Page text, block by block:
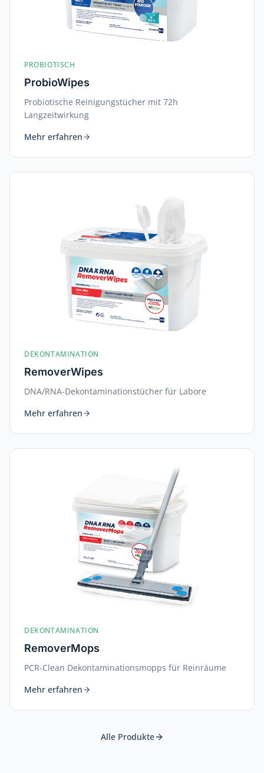
PROBIOTISCH
ProbioWipes
Probiotische Reinigungstücher mit 72h
Langzeitwirkung
Mehr erfahren
DEKONTAMINATION
RemoverWipes
DNA/RNA-Dekontaminationstücher für Labore
Mehr erfahren
DEKONTAMINATION
RemoverMops
PCR-Clean Dekontaminationsmopps für Reinräume
Mehr erfahren
Alle Produkte